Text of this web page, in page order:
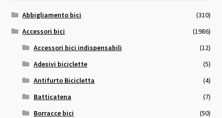
Abbigliamento bici
(310)
Accessori bici
(1986)
Accessori bici indispensabili
(12)
Adesivi biciclette
(5)
Antifurto Bicicletta
(4)
Batticatena
(7)
Borracce bici
(50)